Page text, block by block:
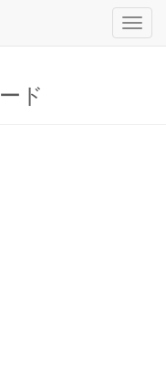
ド